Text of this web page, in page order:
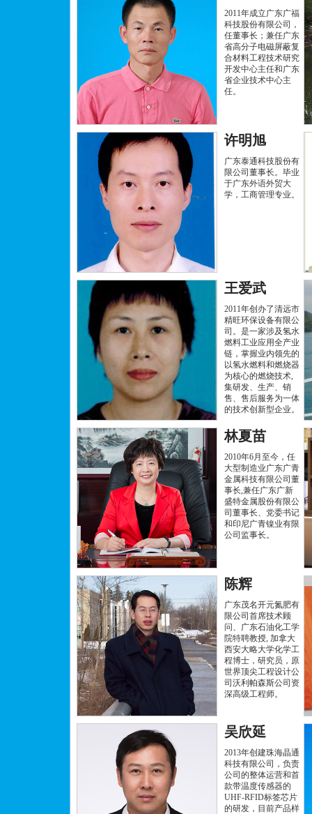
2011年成立广东广福
科技股份有限公司，
任董事长；兼任广东
省高分子电磁屏蔽复
合材料工程技术研究
开发中心主任和广东
省企业技术中心主
任。
许明旭
广东泰通科技股份有
限公司董事长。毕业
于广东外语外贸大
学，工商管理专业。
王爱武
2011年创办了清远市
精旺环保设备有限公
司。是一家涉及氢水
燃料工业应用全产业
链，掌握业内领先的
以氢水燃料和燃烧器
为核心的燃烧技术,
集研发、生产、销
售、售后服务为一体
的技术创新型企业。
林夏苗
2010年6月至今，任
大型制造业广东广青
金属科技有限公司董
事长,兼任广东广新
盛特金属股份有限公
司董事长、党委书记
和印尼广青镍业有限
公司监事长。
陈辉
广东茂名开元氮肥有
限公司首席技术顾
问、广东石油化工学
院特聘教授, 加拿大
西安大略大学化学工
程博士，研究员，原
世界顶尖工程设计公
司沃利帕森斯公司资
深高级工程师。
吴欣延
2013年创建珠海晶通
科技有限公司，负责
公司的整体运营和首
款带温度传感器的
UHF-RFID标签芯片
的研发，目前产品样